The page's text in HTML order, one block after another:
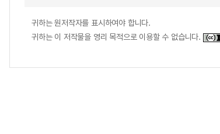
귀하는 원저작자를 표시하여야 합니다.
귀하는 이 저작물을 영리 목적으로 이용할 수 없습니다.